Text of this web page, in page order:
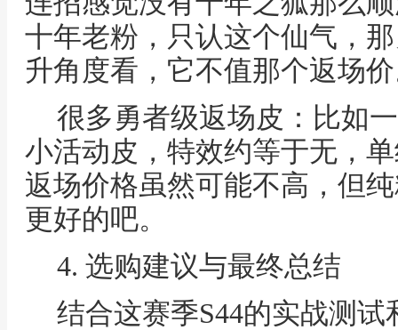
十年老粉，只认这个仙气，
升角度看，它不值那个返场
很多勇者级返场皮：比如
小活动皮，特效约等于无，
返场价格虽然可能不高，但
更好的吧。
4. 选购建议与最终总结
结合这赛季S44的实战测